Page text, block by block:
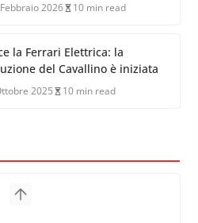
2026 10 min read
la Ferrari Elettrica: la
del Cavallino è iniziata
2025 10 min read